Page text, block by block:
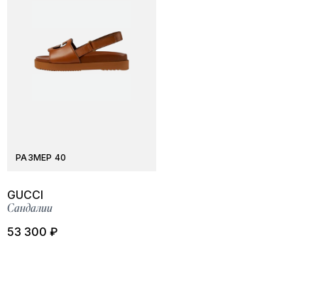
РАЗМЕР 40
GUCCI
Сандалии
53 300 ₽